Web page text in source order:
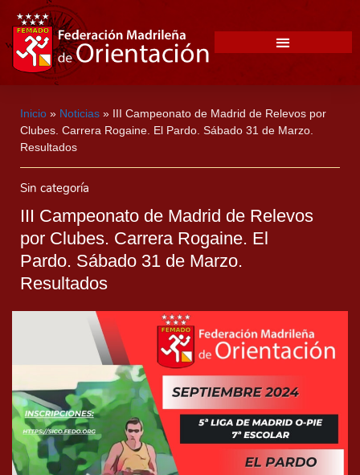
Inicio » Noticias » III Campeonato de Madrid de Relevos por
Clubes. Carrera Rogaine. El Pardo. Sábado 31 de Marzo.
Resultados
Sin categoría
III Campeonato de Madrid de Relevos
por Clubes. Carrera Rogaine. El
Pardo. Sábado 31 de Marzo.
Resultados